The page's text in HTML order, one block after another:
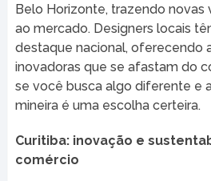
Belo Horizonte, trazendo novas
ao mercado. Designers locais
destaque nacional, oferecendo
inovadoras que se afastam do
se você busca algo diferente e
mineira é uma escolha certeira.
Curitiba: inovação e
comércio